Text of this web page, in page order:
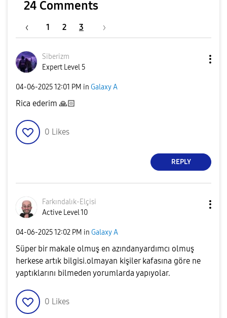
24 Comments
1 2 3
Siberizm
Expert Level 5
‎04-06-202512:01 PM in Galaxy A
Rica ederim 🙏🏻
0 Likes
REPLY
Farkındalık-Elçisi
Active Level 10
‎04-06-202512:02 PM in Galaxy A
Süper bir makale olmuş en azındanyardımcı olmuş
herkese artık bilgisi.olmayan kişiler kafasına göre ne
yaptıklarını bilmeden yorumlarda yapıyolar.
0 Likes